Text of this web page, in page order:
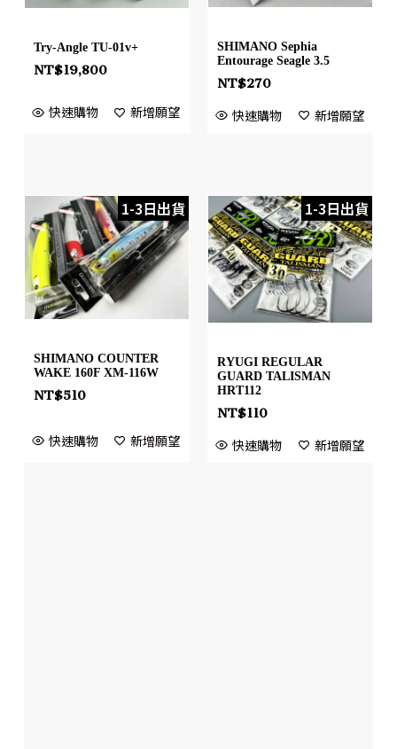
Try-Angle TU-01v+
NT$19,800
快速購物 新增願望
SHIMANO Sephia
Entourage Seagle 3.5
NT$270
快速購物 新增願望
1-3日出貨
SHIMANO COUNTER
WAKE 160F XM-116W
NT$510
快速購物 新增願望
1-3日出貨
RYUGI REGULAR
GUARD TALISMAN
HRT112
NT$110
快速購物 新增願望